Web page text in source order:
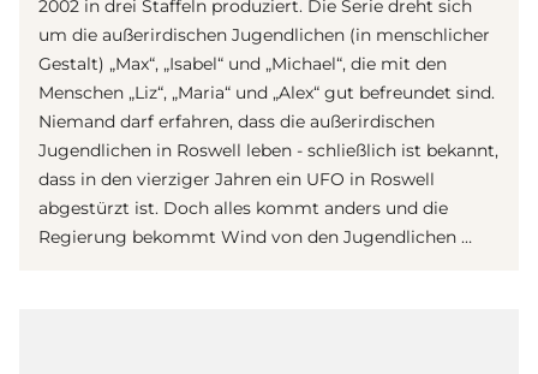
2002 in drei Staffeln produziert. Die Serie dreht sich
um die außerirdischen Jugendlichen (in menschlicher
Gestalt) „Max“, „Isabel“ und „Michael“, die mit den
Menschen „Liz“, „Maria“ und „Alex“ gut befreundet sind.
Niemand darf erfahren, dass die außerirdischen
Jugendlichen in Roswell leben - schließlich ist bekannt,
dass in den vierziger Jahren ein UFO in Roswell
abgestürzt ist. Doch alles kommt anders und die
Regierung bekommt Wind von den Jugendlichen …